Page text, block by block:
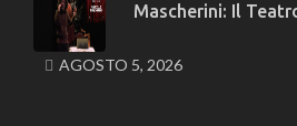
Mascherini: Il
AGOSTO 5, 2026